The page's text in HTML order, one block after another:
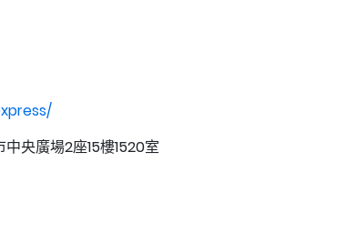
央廣場2座15樓1520室